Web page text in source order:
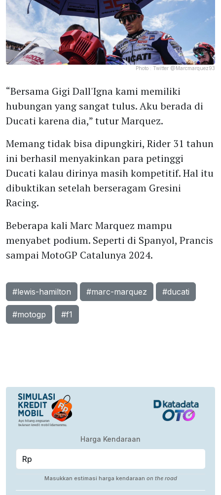
Photo : Twitter @Marcmarquez93
“Bersama Gigi Dall'Igna kami memiliki
hubungan yang sangat tulus. Aku berada di
Ducati karena dia,” tutur Marquez.
Memang tidak bisa dipungkiri, Rider 31 tahun
ini berhasil menyakinkan para petinggi
Ducati kalau dirinya masih kompetitif. Hal itu
dibuktikan setelah berseragam Gresini
Racing.
Beberapa kali Marc Marquez mampu
menyabet podium. Seperti di Spanyol, Prancis
sampai MotoGP Catalunya 2024.
#lewis-hamilton #marc-marquez #ducati
#motogp #f1